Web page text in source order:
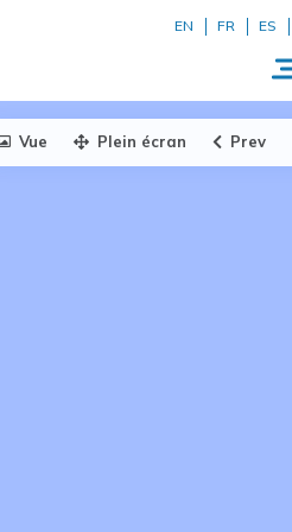
EN FR ES
Vue Plein écran Prev